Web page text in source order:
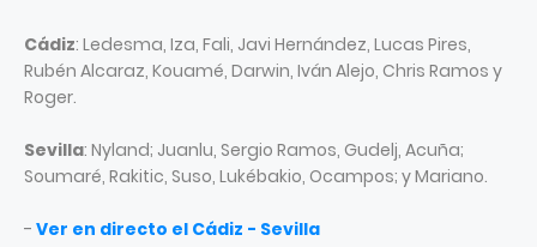
Cádiz: Ledesma, Iza, Fali, Javi Hernández, Lucas Pires,
Rubén Alcaraz, Kouamé, Darwin, Iván Alejo, Chris Ramos y
Roger.
Sevilla: Nyland; Juanlu, Sergio Ramos, Gudelj, Acuña;
Soumaré, Rakitic, Suso, Lukébakio, Ocampos; y Mariano.
- Ver en directo el Cádiz - Sevilla